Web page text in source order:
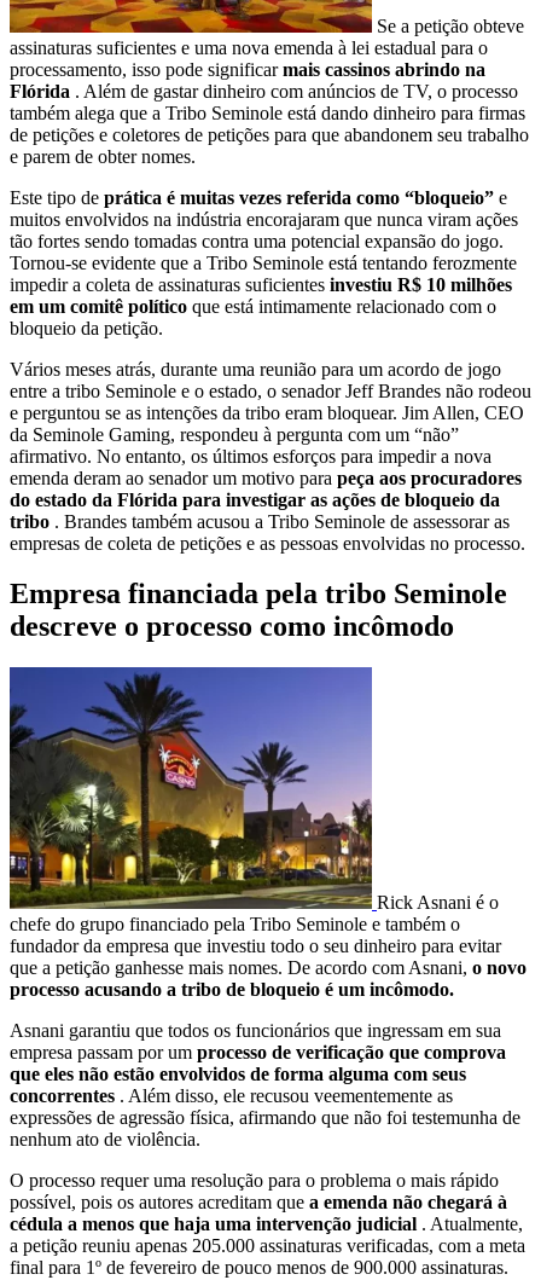
Se a petição obteve
assinaturas suficientes e uma nova emenda à lei estadual para o
processamento, isso pode significarmais cassinos abrindo na
Flórida . Além de gastar dinheiro com anúncios de TV, o processo
também alega que a Tribo Seminole está dando dinheiro para firmas
de petições e coletores de petições para que abandonem seu trabalho
e parem de obter nomes.
Este tipo de prática é muitas vezes referida como “bloqueio” e
muitos envolvidos na indústria encorajaram que nunca viram ações
tão fortes sendo tomadas contra uma potencial expansão do jogo.
Tornou-se evidente que a Tribo Seminole está tentando ferozmente
impedir a coleta de assinaturas suficientes investiu R$ 10 milhões
em um comitê político que está intimamente relacionado com o
bloqueio da petição.
Vários meses atrás, durante uma reunião para um acordo de jogo
entre a tribo Seminole e o estado, o senador Jeff Brandes não rodeou
e perguntou se as intenções da tribo eram bloquear. Jim Allen, CEO
da Seminole Gaming, respondeu à pergunta com um “não”
afirmativo. No entanto, os últimos esforços para impedir a nova
emenda deram ao senador um motivo para peça aos procuradores
do estado da Flórida para investigar as ações de bloqueio da
tribo . Brandes também acusou a Tribo Seminole de assessorar as
empresas de coleta de petições e as pessoas envolvidas no processo.
Empresa financiada pela tribo Seminole
descreve o processo como incômodo
Rick Asnani é o
chefe do grupo financiado pela Tribo Seminole e também o
fundador da empresa que investiu todo o seu dinheiro para evitar
que a petição ganhesse mais nomes. De acordo com Asnani, o novo
processo acusando a tribo de bloqueio é um incômodo.
Asnani garantiu que todos os funcionários que ingressam em sua
empresa passam por um processo de verificação que comprova
que eles não estão envolvidos de forma alguma com seus
concorrentes . Além disso, ele recusou veementemente as
expressões de agressão física, afirmando que não foi testemunha de
nenhum ato de violência.
O processo requer uma resolução para o problema o mais rápido
possível, pois os autores acreditam que a emenda não chegará à
cédula a menos que haja uma intervenção judicial . Atualmente,
a petição reuniu apenas 205.000 assinaturas verificadas, com a meta
final para 1º de fevereiro de pouco menos de 900.000 assinaturas.